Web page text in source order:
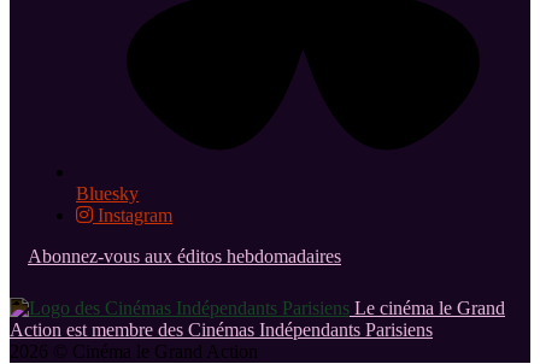
Bluesky
Instagram
Abonnez-vous aux éditos hebdomadaires
Le cinéma le Grand
Action est membre des Cinémas Indépendants Parisiens
2026 © Cinéma le Grand Action